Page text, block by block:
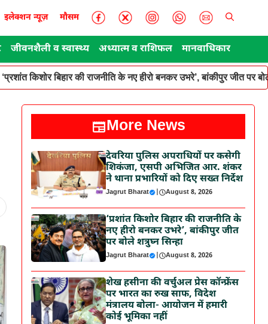
इलेक्शन न्यूज़ मौसम
जीवनशैली व स्वास्थ्य अध्यात्म व राशिफल मानवाधिकार
‘प्रशांत किशोर बिहार की राजनीति के नए हीरो बनकर उभरे’, बांकीपुर जीत पर
More News
देवरिया पुलिस अपराधियों पर कसेगी
शिकंजा, एसपी अभिजित आर. शंकर
ने थाना प्रभारियों को दिए सख्त निर्देश
Jagrut Bharat | August 8, 2026
‘प्रशांत किशोर बिहार की राजनीति के
नए हीरो बनकर उभरे’, बांकीपुर जीत
पर बोले शत्रुघ्न सिन्हा
Jagrut Bharat | August 8, 2026
शेख हसीना की वर्चुअल प्रेस कॉन्फ्रेंस
पर भारत का रुख साफ, विदेश
मंत्रालय बोला- आयोजन में हमारी
कोई भूमिका नहीं